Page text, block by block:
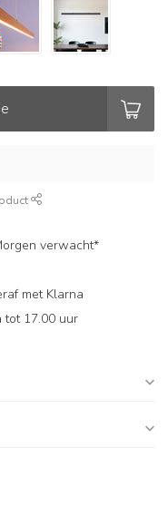
verwacht*
met Klarna
tot 17.00 uur